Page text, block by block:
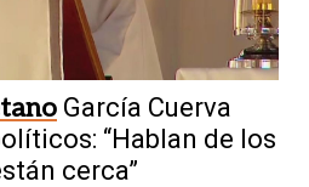
García Cuerva
“Hablan de los
cerca”